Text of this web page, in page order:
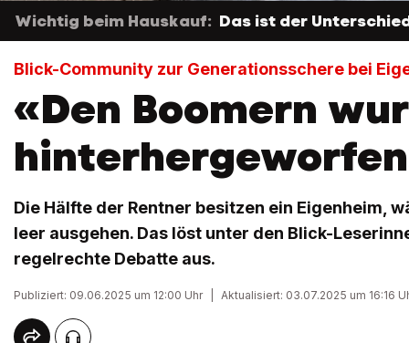
Wichtig beim Hauskauf: Das ist der
Blick-Community zur Generationsschere bei
«Den Boomern
Die Hälfte der Rentner besitzen ein Eigenheim,
leer ausgehen. Das löst unter den Blick-
regelrechte Debatte aus.
Publiziert: 09.06.2025 um 12:00 Uhr Aktualisiert: 03.07.2025 um 16:16